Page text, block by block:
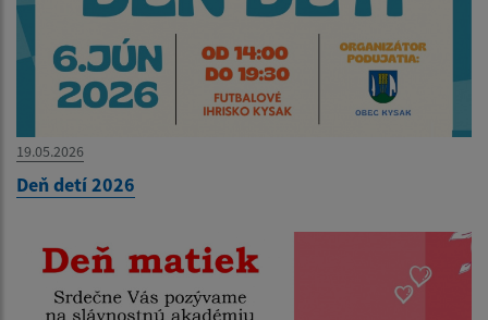
19.05.2026
Deň detí 2026